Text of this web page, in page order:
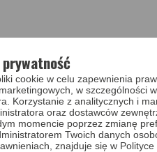
cookie w celu zapewnienia
w szczególności
Korzystanie z analitycznych i
oraz dostawców
momencie poprzez zmianę
Twoich danych
znajduje się w Polityce